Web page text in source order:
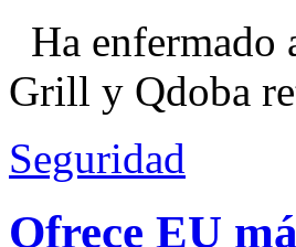
Ha enfermado
Grill y Qdoba
Seguridad
Ofrece EU